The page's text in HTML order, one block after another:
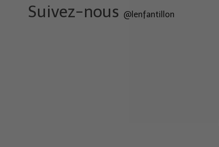
Suivez-nous @lenfantillon